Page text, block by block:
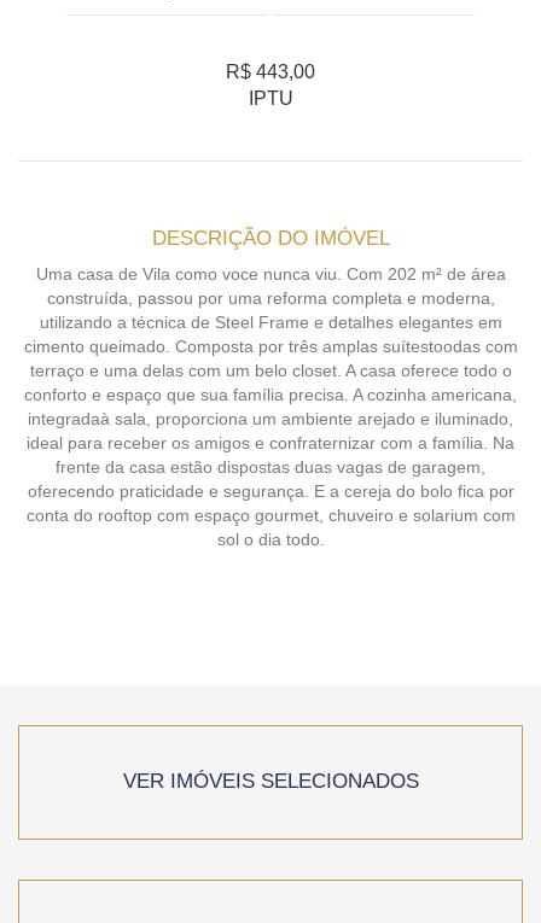
R$ 443,00
IPTU
DESCRIÇÃO DO IMÓVEL
Uma casa de Vila como voce nunca viu. Com 202 m² de área
construída, passou por uma reforma completa e moderna,
utilizando a técnica de Steel Frame e detalhes elegantes em
cimento queimado. Composta por três amplas suítestoodas com
terraço e uma delas com um belo closet. A casa oferece todo o
conforto e espaço que sua família precisa. A cozinha americana,
integradaà sala, proporciona um ambiente arejado e iluminado,
ideal para receber os amigos e confraternizar com a família. Na
frente da casa estão dispostas duas vagas de garagem,
oferecendo praticidade e segurança. E a cereja do bolo fica por
conta do rooftop com espaço gourmet, chuveiro e solarium com
sol o dia todo.
VER IMÓVEIS SELECIONADOS